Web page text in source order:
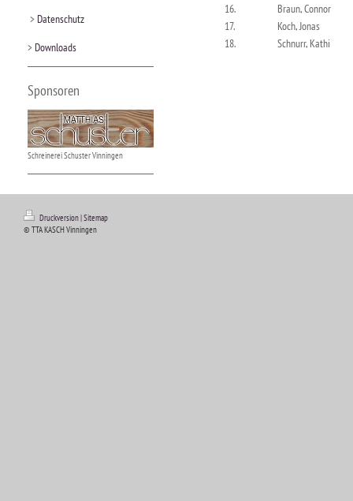
>Datenschutz
>Downloads
Sponsoren
Schreinerei Schuster Vinningen
16.
Braun, Connor
17.
Koch, Jonas
18.
Schnurr, Kathi
Druckversion|Sitemap
© TTA KASCH Vinningen